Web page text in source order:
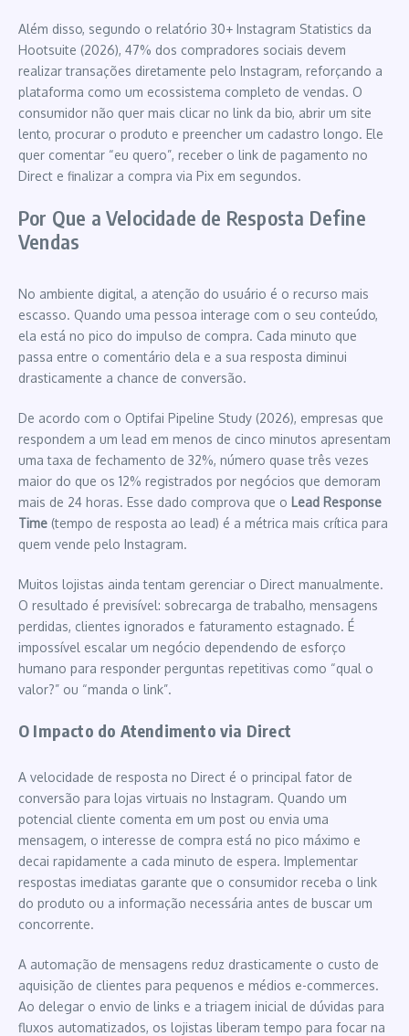
Além disso, segundo o relatório 30+ Instagram Statistics da
Hootsuite (2026), 47% dos compradores sociais devem
realizar transações diretamente pelo Instagram, reforçando a
plataforma como um ecossistema completo de vendas. O
consumidor não quer mais clicar no link da bio, abrir um site
lento, procurar o produto e preencher um cadastro longo. Ele
quer comentar “eu quero”, receber o link de pagamento no
Direct e finalizar a compra via Pix em segundos.
Por Que a Velocidade de Resposta Define
Vendas
No ambiente digital, a atenção do usuário é o recurso mais
escasso. Quando uma pessoa interage com o seu conteúdo,
ela está no pico do impulso de compra. Cada minuto que
passa entre o comentário dela e a sua resposta diminui
drasticamente a chance de conversão.
De acordo com o Optifai Pipeline Study (2026), empresas que
respondem a um lead em menos de cinco minutos apresentam
uma taxa de fechamento de 32%, número quase três vezes
maior do que os 12% registrados por negócios que demoram
mais de 24 horas. Esse dado comprova que o Lead Response
Time (tempo de resposta ao lead) é a métrica mais crítica para
quem vende pelo Instagram.
Muitos lojistas ainda tentam gerenciar o Direct manualmente.
O resultado é previsível: sobrecarga de trabalho, mensagens
perdidas, clientes ignorados e faturamento estagnado. É
impossível escalar um negócio dependendo de esforço
humano para responder perguntas repetitivas como “qual o
valor?” ou “manda o link”.
O Impacto do Atendimento via Direct
A velocidade de resposta no Direct é o principal fator de
conversão para lojas virtuais no Instagram. Quando um
potencial cliente comenta em um post ou envia uma
mensagem, o interesse de compra está no pico máximo e
decai rapidamente a cada minuto de espera. Implementar
respostas imediatas garante que o consumidor receba o link
do produto ou a informação necessária antes de buscar um
concorrente.
A automação de mensagens reduz drasticamente o custo de
aquisição de clientes para pequenos e médios e-commerces.
Ao delegar o envio de links e a triagem inicial de dúvidas para
fluxos automatizados, os lojistas liberam tempo para focar na